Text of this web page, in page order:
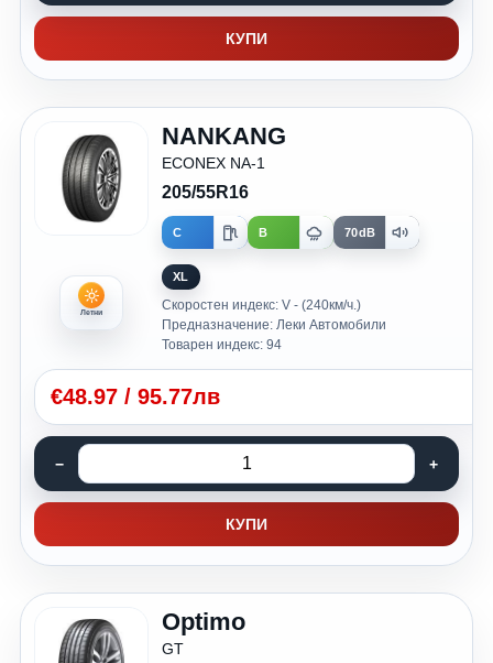
КУПИ
Летни
NANKANG
ECONEX NA-1
205/55R16
C B 70dB
XL
Скоростен индекс: V - (240км/ч.)
Предназначение: Леки Автомобили
Товарен индекс: 94
€48.97 / 95.77лв
КУПИ
Optimo
GT